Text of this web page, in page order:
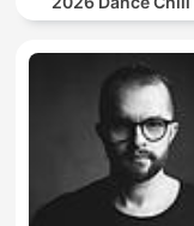
Lounge